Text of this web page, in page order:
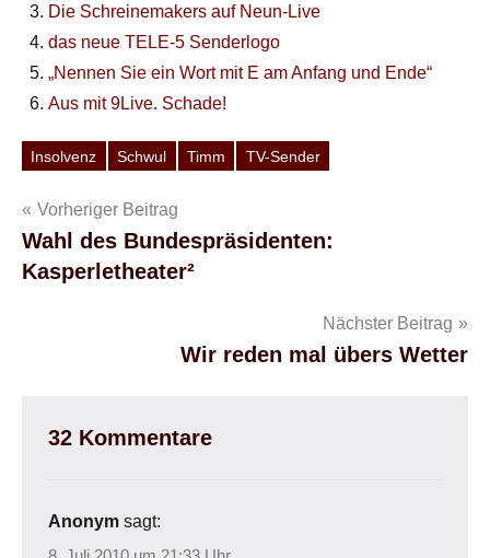
Die Schreinemakers auf Neun-Live
das neue TELE-5 Senderlogo
„Nennen Sie ein Wort mit E am Anfang und Ende“
Aus mit 9Live. Schade!
Schlagwörter
Insolvenz Schwul Timm TV-Sender
Beitragsnavigation
Vorheriger Beitrag
Wahl des Bundespräsidenten:
Kasperletheater²
Nächster Beitrag
Wir reden mal übers Wetter
32 Kommentare
Anonym sagt: